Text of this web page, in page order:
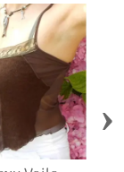
›